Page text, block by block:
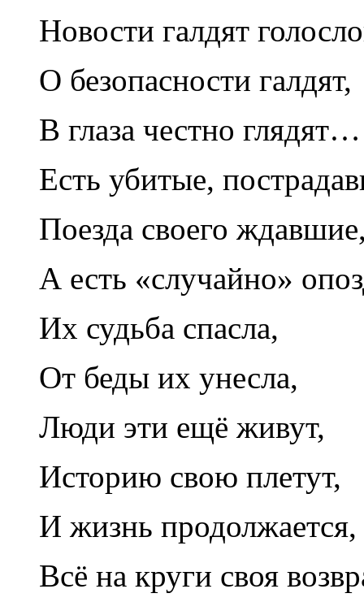
Новости галдят
О безопасности галдят,
В глаза честно глядят…
Есть убитые,
Поезда своего
А есть «случайно»
Их судьба спасла,
От беды их унесла,
Люди эти ещё живут,
Историю свою плетут,
И жизнь продолжается,
Всё на круги своя